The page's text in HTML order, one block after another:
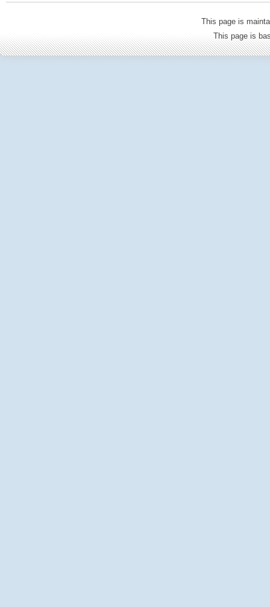
This page is
This page is